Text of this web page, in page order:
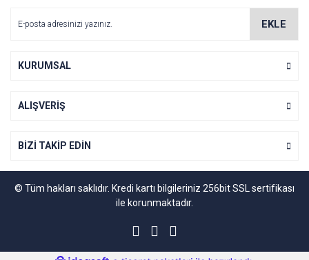
Ürün açıklamasında eksik bilgiler bulunuyor.
Ürün fiyatı diğer sitelerden daha pahalı.
Gönder
EKLE
KURUMSAL
ALIŞVERİŞ
BİZİ TAKİP EDİN
© Tüm hakları saklıdır. Kredi kartı bilgileriniz 256bit SSL sertifikası
ile korunmaktadır.